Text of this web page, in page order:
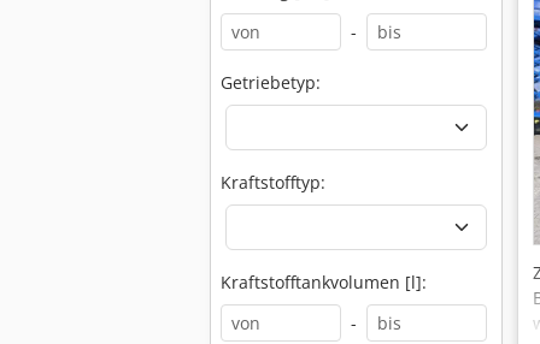
-
Getriebetyp:
Kraftstofftyp:
Kraftstofftankvolumen [l]:
-